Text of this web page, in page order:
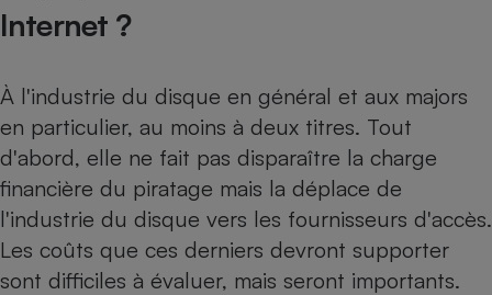
Internet ?
À l'industrie du disque en général et aux majors
en particulier, au moins à deux titres. Tout
d'abord, elle ne fait pas disparaître la charge
financière du piratage mais la déplace de
l'industrie du disque vers les fournisseurs d'accès.
Les coûts que ces derniers devront supporter
sont difficiles à évaluer, mais seront importants.